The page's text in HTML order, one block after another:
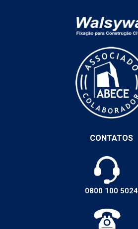
CONTATOS
0800 100 5024